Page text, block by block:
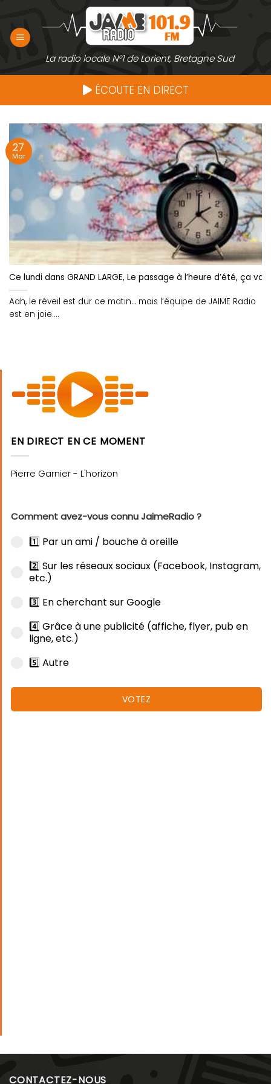
contenu
La radio locale N°1 de Lorient, Bretagne Sud
ÉCOUTE EN DIRECT
Ce lundi dans GRAND LARGE, Le passage à l’heure d’été, ça
Aah, le réveil est dur ce matin… mais l’équipe de JAIME Radio
est en joie....
27
Mar
EN DIRECT EN CE MOMENT
Comment avez-vous connu JaimeRadio ?
1️⃣ Par un ami / bouche à oreille
2️⃣ Sur les réseaux sociaux (Facebook, Instagram,
etc.)
3️⃣ En cherchant sur Google
4️⃣ Grâce à une publicité (affiche, flyer, pub en
ligne, etc.)
5️⃣ Autre
VOTEZ
CONTACTEZ-NOUS